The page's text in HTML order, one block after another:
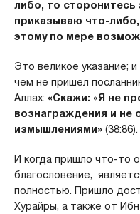
либо, то сторонитесь
приказываю что-
этому по мере
Это великое указание;
чем не пришел
Аллах: «Скажи: «Я не
вознаг­раждения и не
измышлениями» (38:86).
И когда пришло что-то
благословение,
полностью. Пришло
Хурайры, а также от